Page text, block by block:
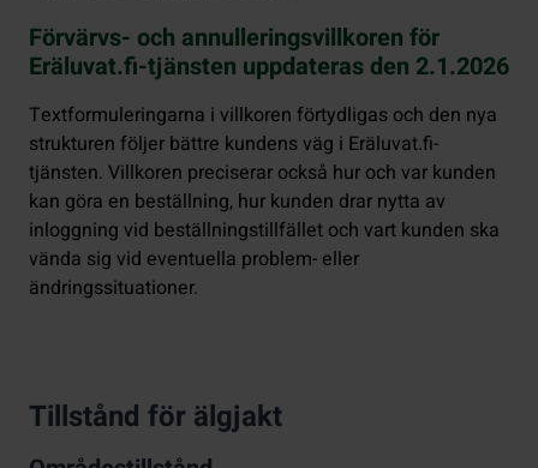
Förvärvs- och annulleringsvillkoren för
Eräluvat.fi-tjänsten uppdateras den 2.1.2026
Textformuleringarna i villkoren förtydligas och den nya
strukturen följer bättre kundens väg i Eräluvat.fi-
tjänsten. Villkoren preciserar också hur och var kunden
kan göra en beställning, hur kunden drar nytta av
inloggning vid beställningstillfället och vart kunden ska
vända sig vid eventuella problem- eller
ändringssituationer.
Tillstånd för älgjakt